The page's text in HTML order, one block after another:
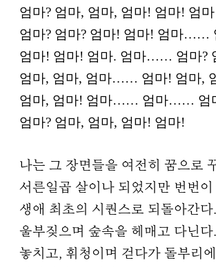
엄마? 엄마, 엄마, 엄마! 엄마! 엄
엄마? 엄마? 엄마! 엄마! 엄마……
엄마! 엄마! 엄마. 엄마…… 엄마?
엄마, 엄마, 엄마…… 엄마! 엄마,
엄마, 엄마! 엄마…… 엄마……
엄마? 엄마, 엄마, 엄마! 엄마!
나는 그 장면들을 여전히 꿈으로
서른일곱 살이나 되었지만 번번이
생애 최초의 시퀀스로 되돌아간
울부짖으며 숲속을 헤매고 다닌
놓치고, 휘청이며 걷다가 돌부리